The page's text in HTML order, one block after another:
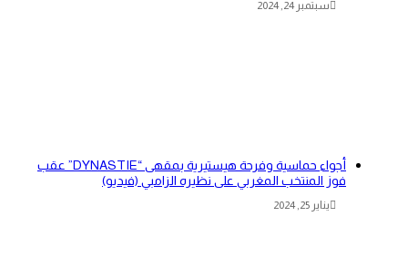
سبتمبر 24, 2024
أجواء حماسية وفرحة هيستيرية بمقهى “DYNASTIE” عقب
فوز المنتخب المغربي على نظيره الزامبي (فيديو)
يناير 25, 2024